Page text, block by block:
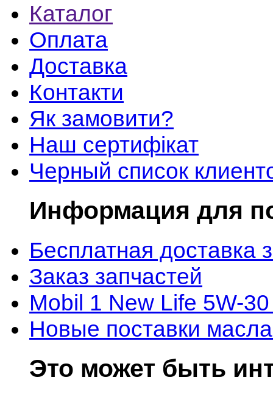
Каталог
Оплата
Доставка
Контакти
Як замовити?
Наш сертифікат
Черный список
Информация для
Бесплатная доставка
Заказ запчастей
Mobil 1 New Life 5W-
Новые поставки
Это может быть